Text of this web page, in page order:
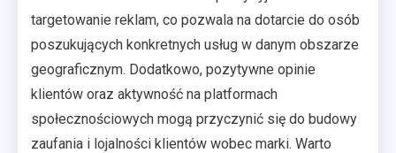
targetowanie reklam, co pozwala na dotarcie do osób
poszukujących konkretnych usług w danym obszarze
geograficznym. Dodatkowo, pozytywne opinie
klientów oraz aktywność na platformach
społecznościowych mogą przyczynić się do budowy
zaufania i lojalności klientów wobec marki. Warto